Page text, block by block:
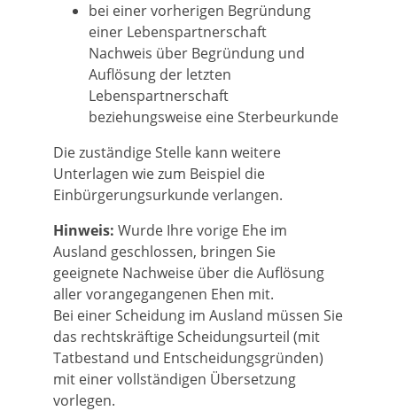
bei einer vorherigen Begründung
einer Lebenspartnerschaft
Nachweis über Begründung und
Auflösung der letzten
Lebenspartnerschaft
beziehungsweise eine Sterbeurkunde
Die zuständige Stelle kann weitere
Unterlagen wie zum Beispiel die
Einbürgerungsurkunde verlangen.
Hinweis: Wurde Ihre vorige Ehe im
Ausland geschlossen, bringen Sie
geeignete Nachweise über die Auflösung
aller vorangegangenen Ehen mit.
Bei einer Scheidung im Ausland müssen Sie
das rechtskräftige Scheidungsurteil (mit
Tatbestand und Entscheidungsgründen)
mit einer vollständigen Übersetzung
vorlegen.